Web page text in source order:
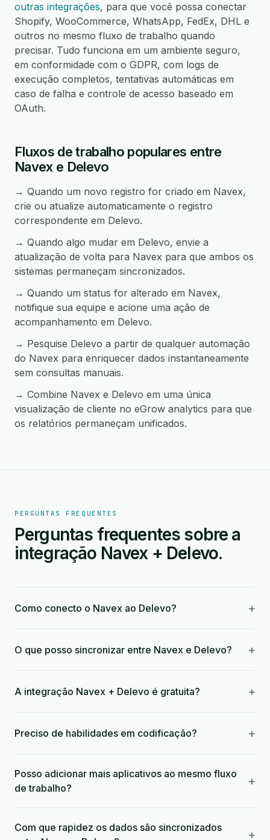
outras integrações, para que você possa conectar
Shopify, WooCommerce, WhatsApp, FedEx, DHL e
outros no mesmo fluxo de trabalho quando
precisar. Tudo funciona em um ambiente seguro,
em conformidade com o GDPR, com logs de
execução completos, tentativas automáticas em
caso de falha e controle de acesso baseado em
OAuth.
Fluxos de trabalho populares entre
Navex e Delevo
→ Quando um novo registro for criado em Navex,
crie ou atualize automaticamente o registro
correspondente em Delevo.
→ Quando algo mudar em Delevo, envie a
atualização de volta para Navex para que ambos os
sistemas permaneçam sincronizados.
→ Quando um status for alterado em Navex,
notifique sua equipe e acione uma ação de
acompanhamento em Delevo.
→ Pesquise Delevo a partir de qualquer automação
do Navex para enriquecer dados instantaneamente
sem consultas manuais.
→ Combine Navex e Delevo em uma única
visualização de cliente no eGrow analytics para que
os relatórios permaneçam unificados.
PERGUNTAS FREQUENTES
Perguntas frequentes sobre a
integração Navex + Delevo.
Como conecto o Navex ao Delevo? +
O que posso sincronizar entre Navex e Delevo? +
A integração Navex + Delevo é gratuita? +
Preciso de habilidades em codificação? +
Posso adicionar mais aplicativos ao mesmo fluxo
de trabalho?
+
Com que rapidez os dados são sincronizados
+